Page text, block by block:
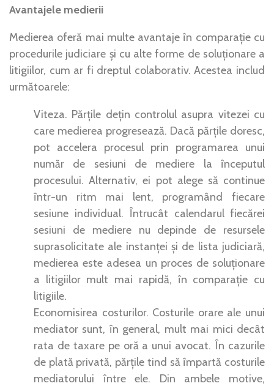
Avantajele medierii
Medierea oferă mai multe avantaje în comparație cu
procedurile judiciare și cu alte forme de soluționare a
litigiilor, cum ar fi dreptul colaborativ. Acestea includ
următoarele:
Viteza. Părțile dețin controlul asupra vitezei cu
care medierea progresează. Dacă părțile doresc,
pot accelera procesul prin programarea unui
număr de sesiuni de mediere la începutul
procesului. Alternativ, ei pot alege să continue
într-un ritm mai lent, programând fiecare
sesiune individual. Întrucât calendarul fiecărei
sesiuni de mediere nu depinde de resursele
suprasolicitate ale instanței și de lista judiciară,
medierea este adesea un proces de soluționare
a litigiilor mult mai rapidă, în comparație cu
litigiile.
Economisirea costurilor. Costurile orare ale unui
mediator sunt, în general, mult mai mici decât
rata de taxare pe oră a unui avocat. În cazurile
de plată privată, părțile tind să împartă costurile
mediatorului între ele. Din ambele motive,